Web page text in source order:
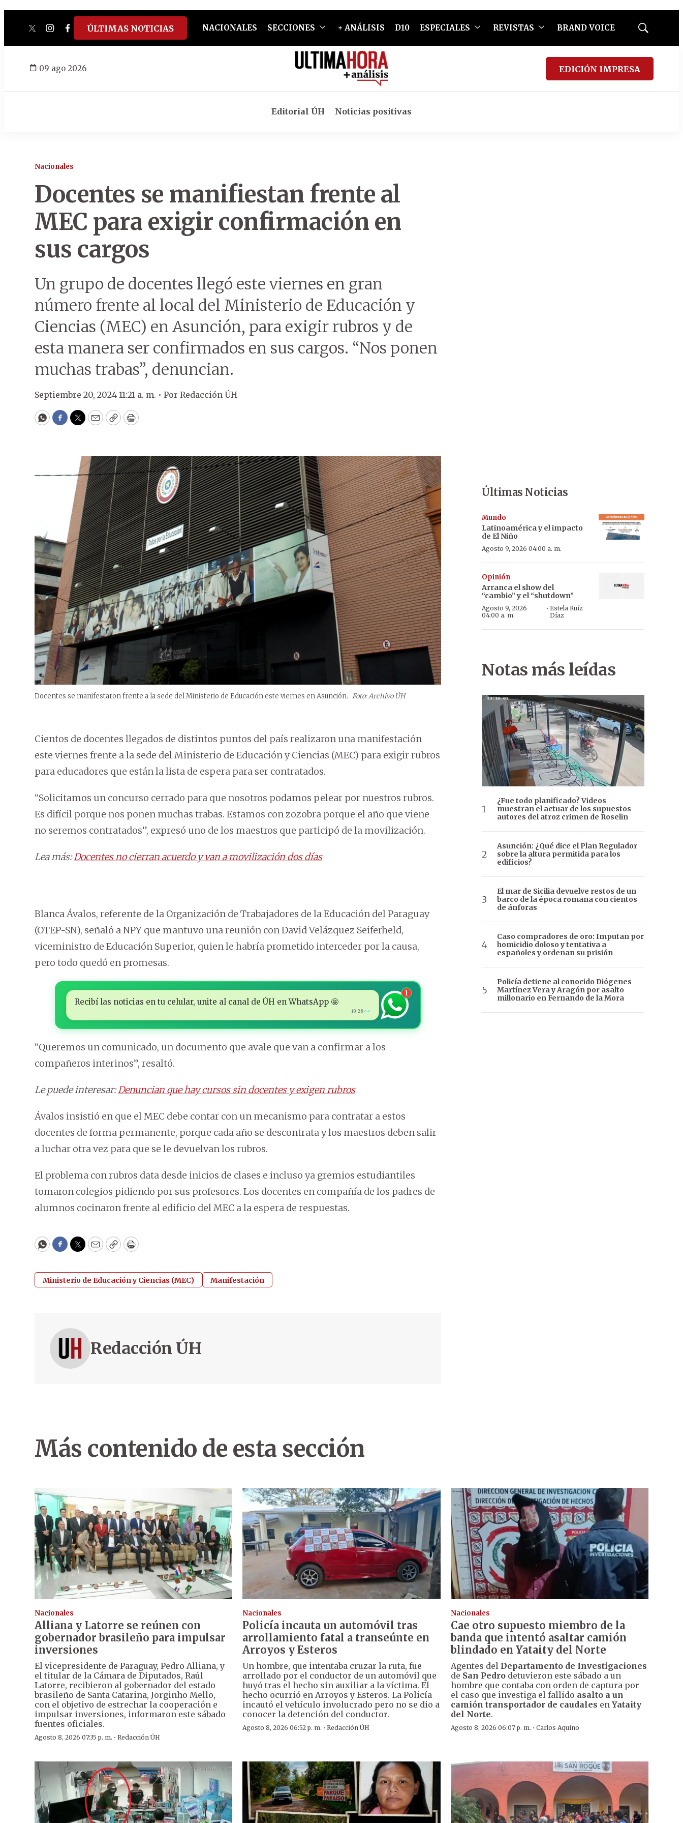
twitterinstagram
facebook
tiktokyoutube
spotify
ÚLTIMAS NOTICIAS NACIONALES SECCIONES + ANÁLISIS D10 ESPECIALES REVISTAS BRAND VOICE
Mostrar
09 ago 2026 EDICIÓN IMPRESA
Editorial ÚH Noticias positivas
Nacionales
Docentes se manifiestan frente al
MEC para exigir confirmación en
sus cargos
Un grupo de docentes llegó este viernes en gran
número frente al local del Ministerio de Educación y
Ciencias (MEC) en Asunción, para exigir rubros y de
esta manera ser confirmados en sus cargos. “Nos ponen
muchas trabas”, denuncian.
Septiembre 20, 2024 11:21 a. m. • Por Redacción ÚH
WhatsApp
Facebook
Twitter
EmailCopyPrint
Docentes se manifestaron frente a la sede del Ministerio de Educación este viernes en Asunción. Foto: Archivo ÚH
Cientos de docentes llegados de distintos puntos del país realizaron una manifestación
este viernes frente a la sede del Ministerio de Educación y Ciencias (MEC) para exigir rubros
para educadores que están la lista de espera para ser contratados.
“Solicitamos un concurso cerrado para que nosotros podamos pelear por nuestros rubros.
Es difícil porque nos ponen muchas trabas. Estamos con zozobra porque el año que viene
no seremos contratados”, expresó uno de los maestros que participó de la movilización.
Lea más:Docentes no cierran acuerdo y van a movilización dos días
Blanca Ávalos, referente de la Organización de Trabajadores de la Educación del Paraguay
(OTEP-SN), señaló a NPY que mantuvo una reunión con David Velázquez Seiferheld,
viceministro de Educación Superior, quien le habría prometido interceder por la causa,
pero todo quedó en promesas.
Recibí las noticias en tu celular, unite al canal de ÚH en WhatsApp 🤩
10:28 ✓✓
1
“Queremos un comunicado, un documento que avale que van a confirmar a los
compañeros interinos”, resaltó.
Le puede interesar:Denuncian que hay cursos sin docentes y exigen rubros
Ávalos insistió en que el MEC debe contar con un mecanismo para contratar a estos
docentes de forma permanente, porque cada año se descontrata y los maestros deben salir
a luchar otra vez para que se le devuelvan los rubros.
El problema con rubros data desde inicios de clases e incluso ya gremios estudiantiles
tomaron colegios pidiendo por sus profesores. Los docentes en compañía de los padres de
alumnos cocinaron frente al edificio del MEC a la espera de respuestas.
WhatsApp
Facebook
Twitter
EmailCopyPrint
Ministerio de Educación y Ciencias (MEC) Manifestación
Redacción ÚH
Últimas Noticias
Mundo
Latinoamérica y el impacto
de El Niño
Agosto 9, 2026 04:00 a. m.
Opinión
Arranca el show del
“cambio” y el “shutdown”
Agosto 9, 2026
04:00 a. m.
·Estela Ruíz
Díaz
Notas más leídas
¿Fue todo planificado? Videos
muestran el actuar de los supuestos
autores del atroz crimen de Roselin
Asunción: ¿Qué dice el Plan Regulador
sobre la altura permitida para los
edificios?
El mar de Sicilia devuelve restos de un
barco de la época romana con cientos
de ánforas
Caso compradores de oro: Imputan por
homicidio doloso y tentativa a
españoles y ordenan su prisión
Policía detiene al conocido Diógenes
Martínez Vera y Aragón por asalto
millonario en Fernando de la Mora
Más contenido de esta sección
Nacionales
Alliana y Latorre se reúnen con
gobernador brasileño para impulsar
inversiones
El vicepresidente de Paraguay, Pedro Alliana, y
el titular de la Cámara de Diputados, Raúl
Latorre, recibieron al gobernador del estado
brasileño de Santa Catarina, Jorginho Mello,
con el objetivo de estrechar la cooperación e
impulsar inversiones, informaron este sábado
fuentes oficiales.
Agosto 8, 2026 07:35 p. m. · Redacción ÚH
Nacionales
Policía incauta un automóvil tras
arrollamiento fatal a transeúnte en
Arroyos y Esteros
Un hombre, que intentaba cruzar la ruta, fue
arrollado por el conductor de un automóvil que
huyó tras el hecho sin auxiliar a la víctima. El
hecho ocurrió en Arroyos y Esteros. La Policía
incautó el vehículo involucrado pero no se dio a
conocer la detención del conductor.
Agosto 8, 2026 06:52 p. m. ·Redacción ÚH
Nacionales
Cae otro supuesto miembro de la
banda que intentó asaltar camión
blindado en Yataity del Norte
Agentes del Departamento de Investigaciones
de San Pedrodetuvieron este sábado a un
hombre que contaba con orden de captura por
el caso que investiga el fallido asalto a un
camión transportador de caudales en Yataity
del Norte.
Agosto 8, 2026 06:07 p. m. · Carlos Aquino